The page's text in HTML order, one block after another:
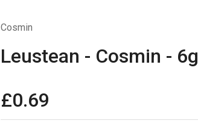
Cosmin
Leustean - Cosmin - 6g
£0.69